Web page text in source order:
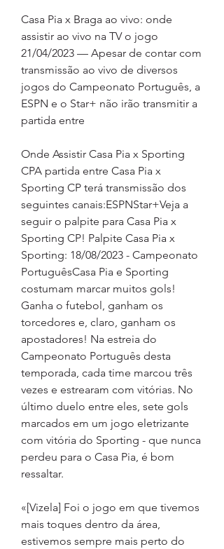
Casa Pia x Braga ao vivo: onde
assistir ao vivo na TV o jogo
21/04/2023 — Apesar de contar com
transmissão ao vivo de diversos
jogos do Campeonato Português, a
ESPN e o Star+ não irão transmitir a
partida entre
Onde Assistir Casa Pia x Sporting
CPA partida entre Casa Pia x
Sporting CP terá transmissão dos
seguintes canais:ESPNStar+Veja a
seguir o palpite para Casa Pia x
Sporting CP! Palpite Casa Pia x
Sporting: 18/08/2023 - Campeonato
PortuguêsCasa Pia e Sporting
costumam marcar muitos gols!
Ganha o futebol, ganham os
torcedores e, claro, ganham os
apostadores! Na estreia do
Campeonato Português desta
temporada, cada time marcou três
vezes e estrearam com vitórias. No
último duelo entre eles, sete gols
marcados em um jogo eletrizante
com vitória do Sporting - que nunca
perdeu para o Casa Pia, é bom
ressaltar.
«[Vizela] Foi o jogo em que tivemos
mais toques dentro da área,
estivemos sempre mais perto do